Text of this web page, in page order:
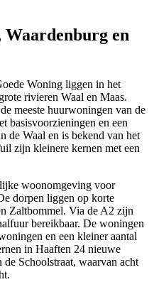
en
Woning liggen in het
rivieren Waal en Maas.
meeste huurwoningen van de
basisvoorzieningen en een
de Waal en is bekend van het
zijn kleinere kernen met een
woonomgeving voor
dorpen liggen op korte
Zaltbommel. Via de A2 zijn
bereikbaar. De woningen
en een kleiner aantal
in Haaften 24 nieuwe
de Schoolstraat, waarvan acht